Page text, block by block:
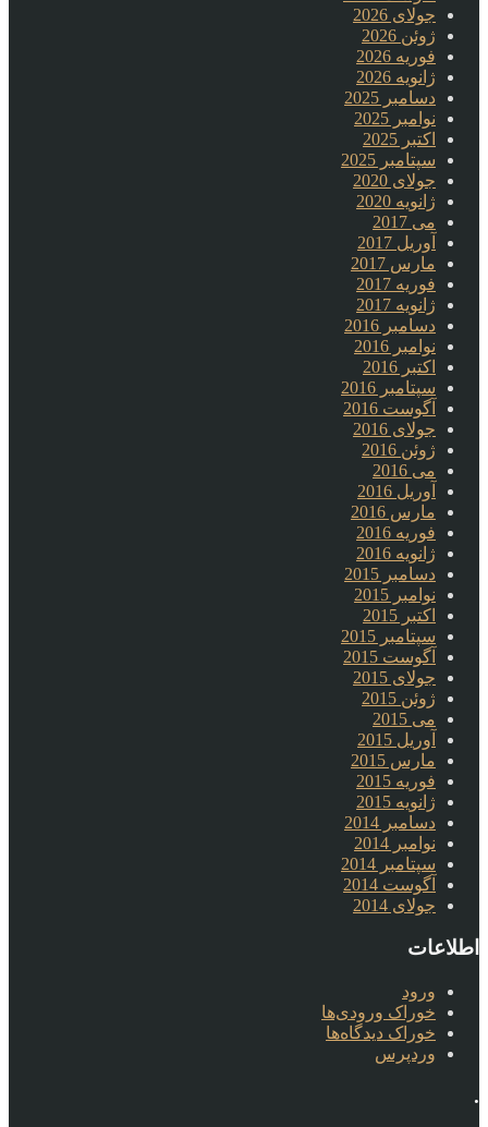
جولای 2026
ژوئن 2026
فوریه 2026
ژانویه 2026
دسامبر 2025
نوامبر 2025
اکتبر 2025
سپتامبر 2025
جولای 2020
ژانویه 2020
می 2017
آوریل 2017
مارس 2017
فوریه 2017
ژانویه 2017
دسامبر 2016
نوامبر 2016
اکتبر 2016
سپتامبر 2016
آگوست 2016
جولای 2016
ژوئن 2016
می 2016
آوریل 2016
مارس 2016
فوریه 2016
ژانویه 2016
دسامبر 2015
نوامبر 2015
اکتبر 2015
سپتامبر 2015
آگوست 2015
جولای 2015
ژوئن 2015
می 2015
آوریل 2015
مارس 2015
فوریه 2015
ژانویه 2015
دسامبر 2014
نوامبر 2014
سپتامبر 2014
آگوست 2014
جولای 2014
اطلاعات
ورود
خوراک ورودی‌ها
خوراک دیدگاه‌ها
وردپرس
.